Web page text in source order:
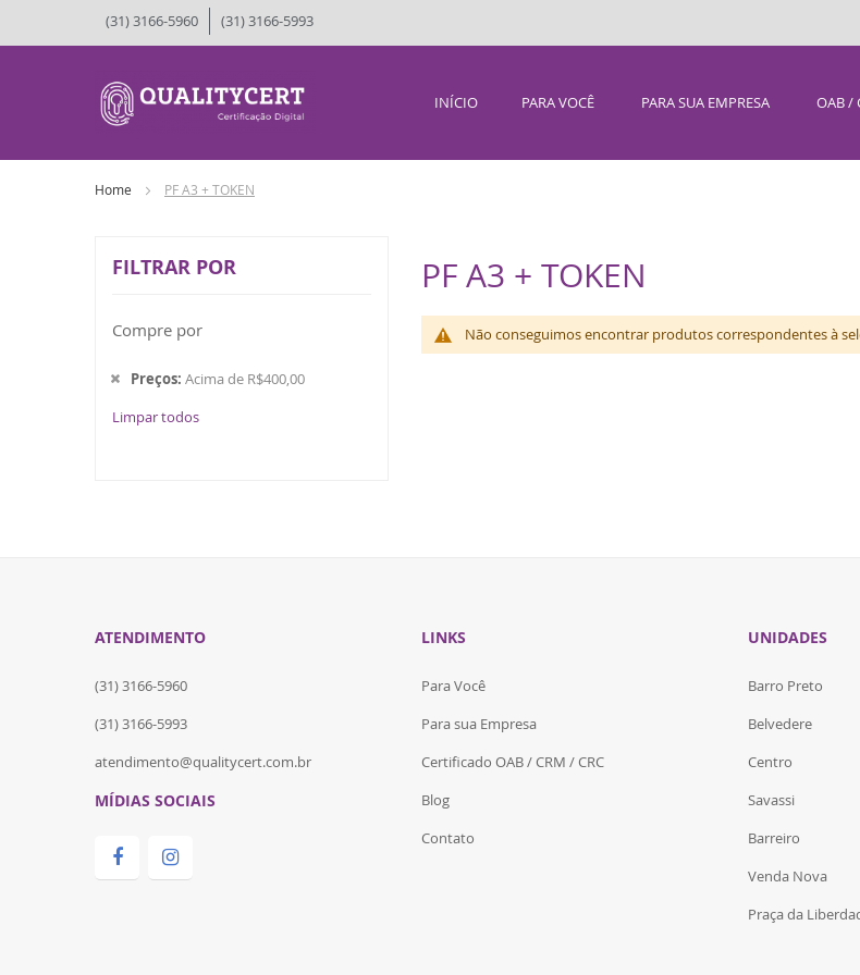
(31) 3166-5960 (31) 3166-5993
INÍCIO PARA VOCÊ PARA SUA EMPRESA OAB /
Home PF A3 + TOKEN
PF A3 + TOKEN
Não conseguimos encontrar produtos correspondentes à
FILTRAR POR
Compre por
Preços Acima de R$400,00
Limpar todos
ATENDIMENTO
(31) 3166-5960
(31) 3166-5993
atendimento@qualitycert.com.br
MÍDIAS SOCIAIS
LINKS
Para Você
Para sua Empresa
Certificado OAB / CRM / CRC
Blog
Contato
UNIDADES
Barro Preto
Belvedere
Centro
Savassi
Barreiro
Venda Nova
Praça da